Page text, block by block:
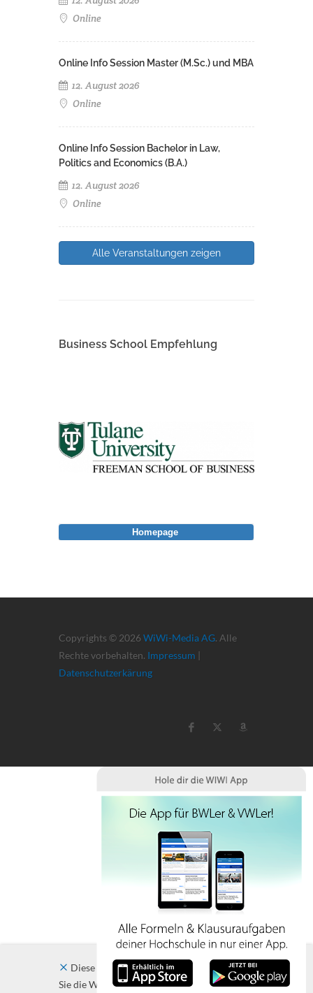
Online
Online Info Session Master (M.Sc.) und MBA
12. August 2026
Online
Online Info Session Bachelor in Law,
Politics and Economics (B.A.)
12. August 2026
Online
Alle Veranstaltungen zeigen
Business School Empfehlung
Copyrights © 2026 WiWi-Media AG. Alle
Rechte vorbehalten. Impressum |
Datenschutzerkärung
Diese Website verwendet Cookies. Indem
Sie die Website und ihre Angebote nutzen
Homepage